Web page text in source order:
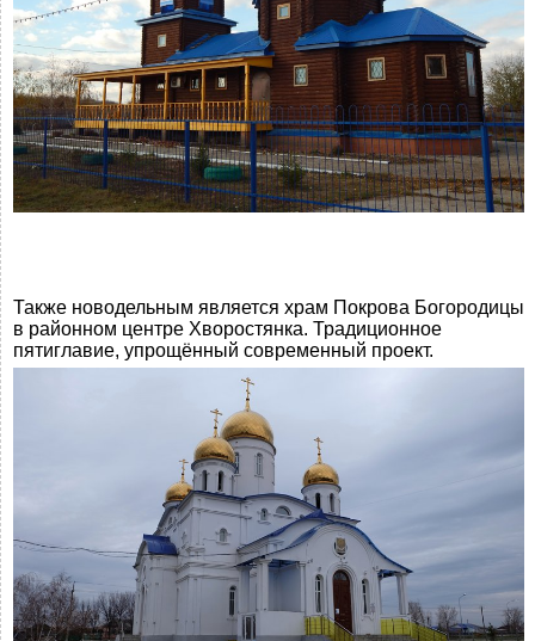
Также новодельным является храм Покрова Богородицы
в районном центре Хворостянка. Традиционное
пятиглавие, упрощённый современный проект.